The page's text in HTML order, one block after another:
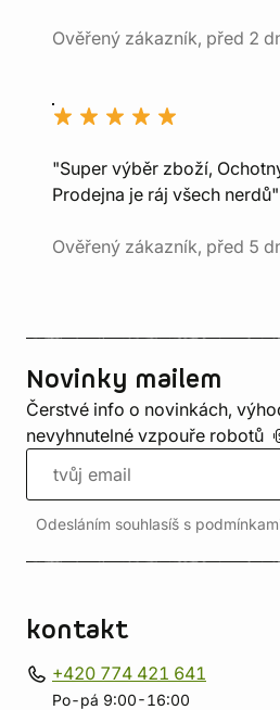
Ověřený zákazník, před 2
"Super výběr zboží,
Prodejna je ráj všech nerdů"
Ověřený zákazník, před 5
Novinky mailem
Čerstvé info o novinkách,
nevyhnutelné vzpouře robotů
Odesláním souhlasíš s
kontakt
+420 774 421 641
Po-pá 9:00-16:00